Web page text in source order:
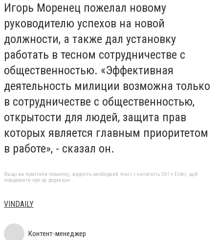
Игорь Моренец пожелал новому
руководителю успехов на новой
должности, а также дал установку
работать в тесном сотрудничестве с
общественностью. «Эффективная
деятельность милиции возможна только
в сотрудничестве с общественностью,
открытости для людей, защита прав
которых является главным приоритетом
в работе», - сказал он.
Якщо ви помітили помилку, виділіть необхідний текст і натисніть Ctrl + Enter, щоб
повідомити про це редакцію
VINDAILY
Контент-менеджер